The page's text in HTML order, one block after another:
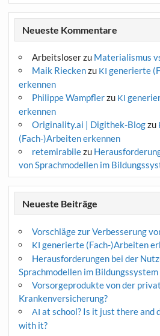
Neueste Kommentare
Arbeitsloserzu Materialismus
Maik Rieckenzu KI generierte
erkennen
Philippe Wampflerzu KI
erkennen
Originality.ai | Digithek-Blogzu
(Fach-)Arbeiten erkennen
retemirabilezu
von Sprachmodellen im
Neueste Beiträge
Vorschläge zur Verbesserung
KI generierte (Fach-)Arbeiten
Herausforderungen bei der
Sprachmodellen im Bildungssystem
Vorsorgeprodukte von der
Krankenversicherung?
AI at school? Is it just there and
with it?